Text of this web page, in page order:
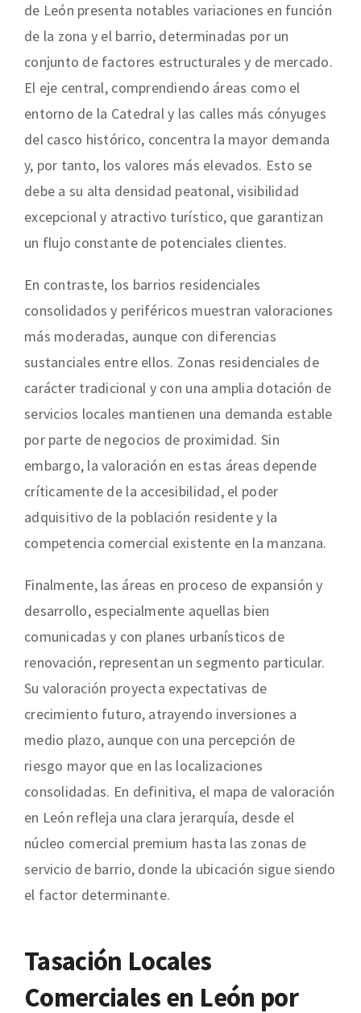
de León presenta notables variaciones en función
de la zona y el barrio, determinadas por un
conjunto de factores estructurales y de mercado.
El eje central, comprendiendo áreas como el
entorno de la Catedral y las calles más cónyuges
del casco histórico, concentra la mayor demanda
y, por tanto, los valores más elevados. Esto se
debe a su alta densidad peatonal, visibilidad
excepcional y atractivo turístico, que garantizan
un flujo constante de potenciales clientes.
En contraste, los barrios residenciales
consolidados y periféricos muestran valoraciones
más moderadas, aunque con diferencias
sustanciales entre ellos. Zonas residenciales de
carácter tradicional y con una amplia dotación de
servicios locales mantienen una demanda estable
por parte de negocios de proximidad. Sin
embargo, la valoración en estas áreas depende
críticamente de la accesibilidad, el poder
adquisitivo de la población residente y la
competencia comercial existente en la manzana.
Finalmente, las áreas en proceso de expansión y
desarrollo, especialmente aquellas bien
comunicadas y con planes urbanísticos de
renovación, representan un segmento particular.
Su valoración proyecta expectativas de
crecimiento futuro, atrayendo inversiones a
medio plazo, aunque con una percepción de
riesgo mayor que en las localizaciones
consolidadas. En definitiva, el mapa de valoración
en León refleja una clara jerarquía, desde el
núcleo comercial premium hasta las zonas de
servicio de barrio, donde la ubicación sigue siendo
el factor determinante.
Tasación Locales
Comerciales en León por